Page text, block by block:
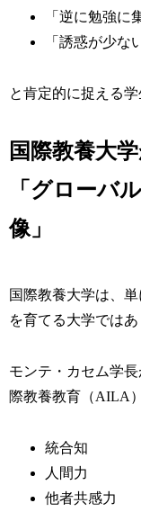
「逆に勉強に
「誘惑が少な
と肯定的に捉える学
国際教養大
「グローバ
像」
国際教養大学は、
を育てる大学ではあ
モンテ・カセム学
際教養教育（AILA
統合知
人間力
他者共感力